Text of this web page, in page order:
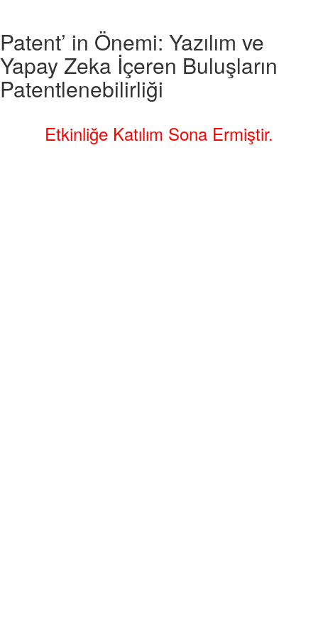
Patent’ in Önemi: Yazılım ve
Yapay Zeka İçeren Buluşların
Patentlenebilirliği
Etkinliğe Katılım Sona Ermiştir.